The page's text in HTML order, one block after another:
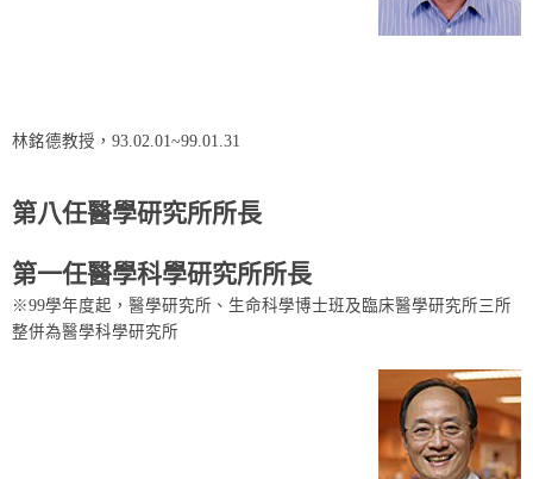
林銘德教授，93.02.01~99.01.31
第八任醫學研究所所長
第一任醫學科學研究所所長
※99學年度起，醫學研究所、生命科學博士班及臨床醫學研究所三所
整併為醫學科學研究所